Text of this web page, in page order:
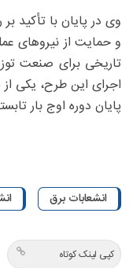
وی در پایان با تأکید
و حمایت از نیروهای
تاریخی برای صنعت
اجرای این طرح، یکی
پایان دوره اوج بار
انشعابات برق
کپی لینک کوتاه